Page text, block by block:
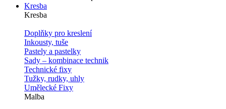
Kresba
Kresba
Doplňky pro kreslení
Inkousty, tuše
Pastely a pastelky
Sady – kombinace technik
Technické fixy
Tužky, rudky, uhly
Umělecké Fixy
Malba